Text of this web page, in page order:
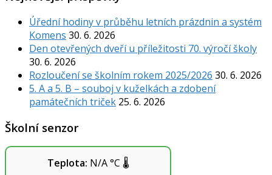
Úřední hodiny v průběhu letních prázdnin a systém
Komens 30. 6. 2026
Den otevřených dveří u příležitosti 70. výročí školy
30. 6. 2026
Rozloučení se školním rokem 2025/2026 30. 6. 2026
5. A a 5. B – souboj v kuželkách a zdobení
památečních triček 25. 6. 2026
Školní senzor
Teplota: N/A°C 🌡️